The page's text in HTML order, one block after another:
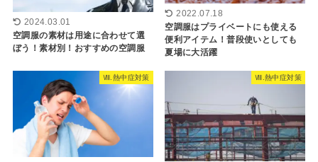
2024.03.01
空調服の素材は用途に合わせて選
ぼう！素材別！おすすめの空調服
2022.07.18
空調服はプライベートにも使える
便利アイテム！普段使いとしても
夏場に大活躍
Ⅷ.熱中症対策 Ⅷ.熱中症対策